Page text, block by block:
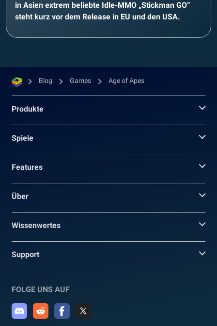
in Asien extrem beliebte Idle-MMO „Stickman GO“
steht kurz vor dem Release in EU und den USA.
Blog Games Age of Apes
Produkte
Spiele
Features
Über
Wissenwertes
Support
FOLGE UNS AUF